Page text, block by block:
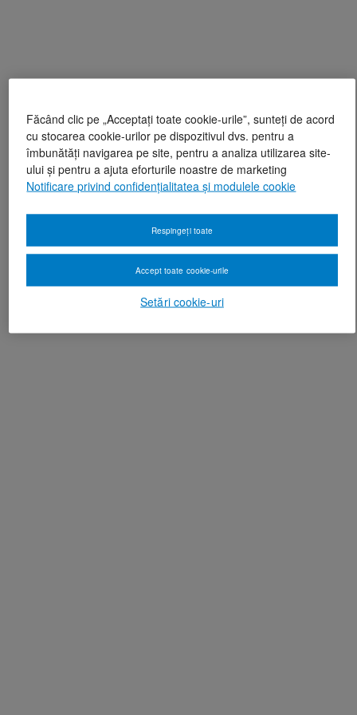
Făcând clic pe „Acceptați toate cookie-urile”, sunteți de acord
cu stocarea cookie-urilor pe dispozitivul dvs. pentru a
îmbunătăți navigarea pe site, pentru a analiza utilizarea site-
ului și pentru a ajuta eforturile noastre de marketing
Notificare privind confidențialitatea și modulele cookie
Setări cookie-uri
Respingeți toate
Accept toate cookie-urile